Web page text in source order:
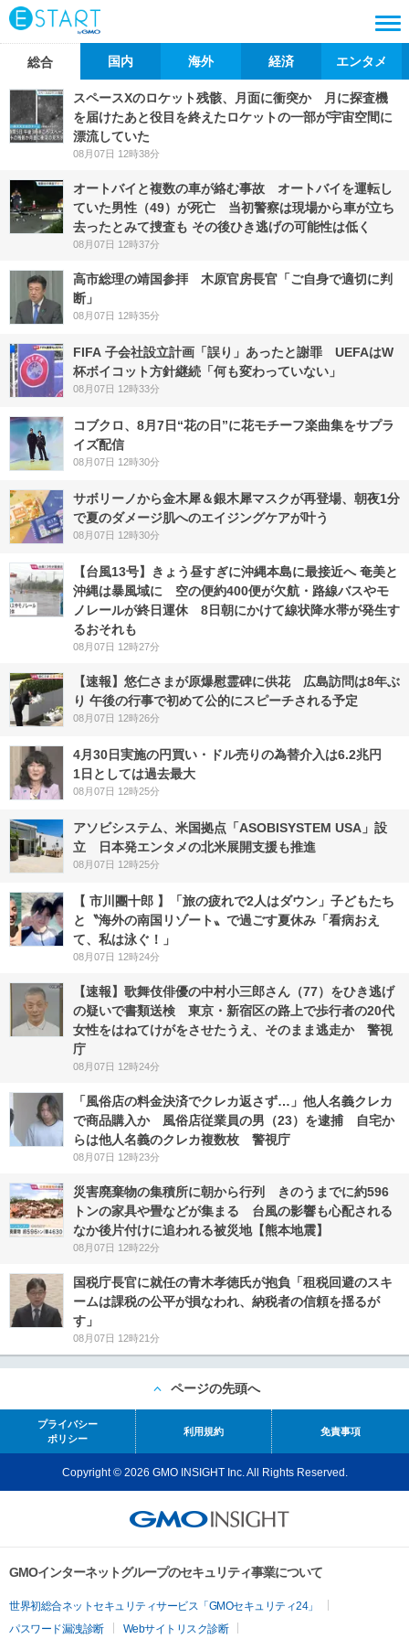
総合 国内 海外 経済 エンタメ
スペースXのロケット残骸、月面に衝突か 月に探査機
を届けたあと役目を終えたロケットの一部が宇宙空間に
漂流していた
08月07日 12時38分
オートバイと複数の車が絡む事故 オートバイを運転し
ていた男性（49）が死亡 当初警察は現場から車が立ち
去ったとみて捜査も その後ひき逃げの可能性は低く
08月07日 12時37分
高市総理の靖国参拝 木原官房長官「ご自身で適切に判
断」
08月07日 12時35分
FIFA 子会社設立計画「誤り」あったと謝罪 UEFAはW
杯ボイコット方針継続「何も変わっていない」
08月07日 12時33分
コブクロ、8月7日“花の日”に花モチーフ楽曲集をサプラ
イズ配信
08月07日 12時30分
サボリーノから金木犀＆銀木犀マスクが再登場、朝夜1分
で夏のダメージ肌へのエイジングケアが叶う
08月07日 12時30分
【台風13号】きょう昼すぎに沖縄本島に最接近へ 奄美と
沖縄は暴風域に 空の便約400便が欠航・路線バスやモ
ノレールが終日運休 8日朝にかけて線状降水帯が発生す
るおそれも
08月07日 12時27分
【速報】悠仁さまが原爆慰霊碑に供花 広島訪問は8年ぶ
り 午後の行事で初めて公的にスピーチされる予定
08月07日 12時26分
4月30日実施の円買い・ドル売りの為替介入は6.2兆円
1日としては過去最大
08月07日 12時25分
アソビシステム、米国拠点「ASOBISYSTEM USA」設
立 日本発エンタメの北米展開支援も推進
08月07日 12時25分
【 市川團十郎 】「旅の疲れで2人はダウン」子どもたち
と〝海外の南国リゾート〟で過ごす夏休み「看病おえ
て、私は泳ぐ！」
08月07日 12時24分
【速報】歌舞伎俳優の中村小三郎さん（77）をひき逃げ
の疑いで書類送検 東京・新宿区の路上で歩行者の20代
女性をはねてけがをさせたうえ、そのまま逃走か 警視
庁
08月07日 12時24分
「風俗店の料金決済でクレカ返さず…」他人名義クレカ
で商品購入か 風俗店従業員の男（23）を逮捕 自宅か
らは他人名義のクレカ複数枚 警視庁
08月07日 12時23分
災害廃棄物の集積所に朝から行列 きのうまでに約596
トンの家具や畳などが集まる 台風の影響も心配される
なか後片付けに追われる被災地【熊本地震】
08月07日 12時22分
国税庁長官に就任の青木孝徳氏が抱負「租税回避のスキ
ームは課税の公平が損なわれ、納税者の信頼を揺るが
す」
08月07日 12時21分
ページの先頭へ
プライバシー
ポリシー
利用規約 免責事項
Copyright © 2026 GMO INSIGHT Inc. All Rights Reserved.
GMOインターネットグループのセキュリティ事業について
世界初総合ネットセキュリティサービス「GMOセキュリティ24」
パスワード漏洩診断
Webサイトリスク診断